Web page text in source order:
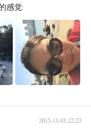
感觉
2015-11-01 22:23